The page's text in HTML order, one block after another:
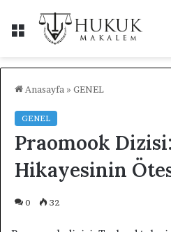
Menü
Anasayfa » GENEL
GENEL
Praomook
Hikayesinin
0 32